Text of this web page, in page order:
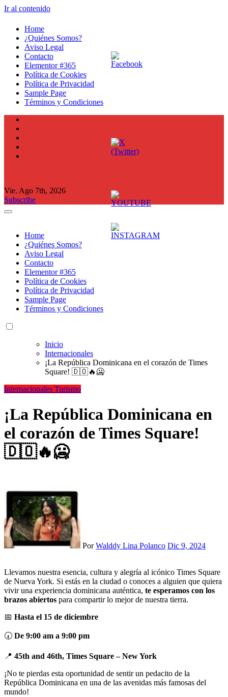
Ir al contenido
Home
¿Quiénes Somos?
Aviso Legal
Contacto
Elementor #365
Política de Cookies
Política de Privacidad
Sample Page
Términos y Condiciones
Vie. Ago 7th, 2026
Subscribe
Home
¿Quiénes Somos?
Aviso Legal
Contacto
Elementor #365
Política de Cookies
Política de Privacidad
Sample Page
Términos y Condiciones
Inicio
Internacionales
¡La República Dominicana en el corazón de Times
Square! 🇩🇴🔥🥶
Internacionales Turismo
¡La República Dominicana en
el corazón de Times Square!
🇩🇴🔥🥶
PorWalddy Lina Polanco Dic 9, 2024
Llevamos nuestra esencia, cultura y alegría al icónico Times Square
de Nueva York. Si estás en la ciudad o conoces a alguien que quiera
vivir una experiencia dominicana auténtica, te esperamos con los
brazos abiertos para compartir lo mejor de nuestra tierra.
📅 Hasta el 15 de diciembre
🕢 De 9:00 am a 9:00 pm
📍 45th and 46th, Times Square – New York
¡No te pierdas esta oportunidad de sentir un pedacito de la
República Dominicana en una de las avenidas más famosas del
mundo!